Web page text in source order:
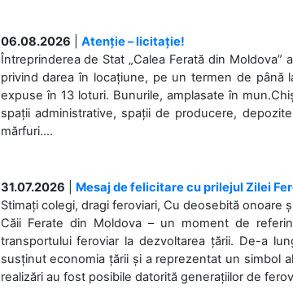
06.08.2026
Atenție – licitație!
Întreprinderea de Stat „Calea Ferată din
privind darea în locațiune, pe un termen de până
expuse în 13 loturi. Bunurile, amplasate în
spații administrative, spații de producere,
mărfuri....
31.07.2026
Mesaj de felicitare cu prilejul Zilei
Stimați colegi, dragi feroviari, Cu deosebită onoare
Căii Ferate din Moldova – un moment de
transportului feroviar la dezvoltarea țării. De-a
susținut economia țării și a reprezentat un simbol
realizări au fost posibile datorită generațiilor de